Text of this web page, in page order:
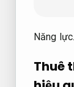
Năng lực.
Thuê